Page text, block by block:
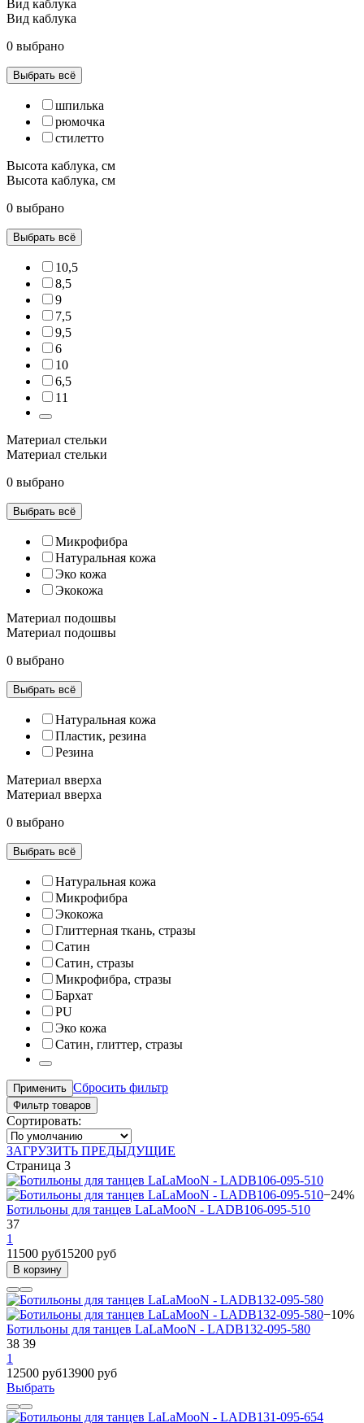
Вид каблука
Вид каблука
0 выбрано
Выбрать всё
шпилька
рюмочка
стилетто
Высота каблука, см
Высота каблука, см
0 выбрано
Выбрать всё
10,5
8,5
9
7,5
9,5
6
10
6,5
11
Материал стельки
Материал стельки
0 выбрано
Выбрать всё
Микрофибра
Натуральная кожа
Эко кожа
Экокожа
Материал подошвы
Материал подошвы
0 выбрано
Выбрать всё
Натуральная кожа
Пластик, резина
Резина
Материал вверха
Материал вверха
0 выбрано
Выбрать всё
Натуральная кожа
Микрофибра
Экокожа
Глиттерная ткань, стразы
Сатин
Сатин, стразы
Микрофибра, стразы
Бархат
PU
Эко кожа
Сатин, глиттер, стразы
Применить Сбросить фильтр
Фильтр товаров
Сортировать:
ЗАГРУЗИТЬ ПРЕДЫДУЩИЕ
Страница 3
−24%
Ботильоны для танцев LaLaMooN - LADB106-095-510
37
1
11500 руб15200 руб
В корзину
−10%
Ботильоны для танцев LaLaMooN - LADB132-095-580
38 39
1
12500 руб13900 руб
Выбрать